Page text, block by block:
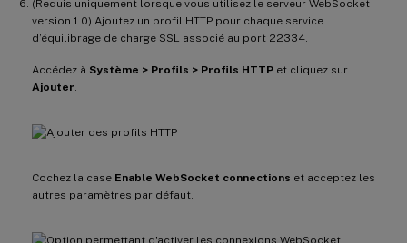
(Requis uniquement lorsque vous utilisez le serveur WebSocket
version 1.0) Ajoutez un profil HTTP pour chaque service
d’équilibrage de charge SSL associé au port 22334.
Accédez à Système > Profils > Profils HTTP et cliquez sur
Ajouter
Cochez la case Enable WebSocket connections et acceptez les
autres paramètres par défaut.